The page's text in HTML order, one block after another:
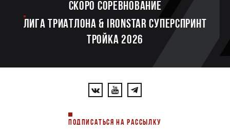
Скоро соревнование
ЛИГА ТРИАТЛОНА & IRONSTAR СУПЕРСПРИНТ
ТРОЙКА 2026
ПОДПИСАТЬСЯ НА РАССЫЛКУ